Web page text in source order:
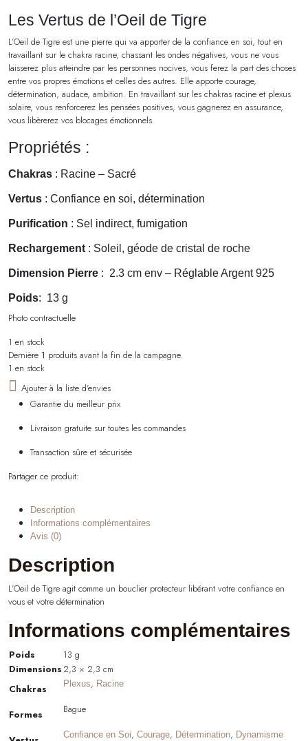
Les Vertus de l’Oeil de Tigre
L’Oeil de Tigre est une pierre qui va apporter de la confiance en soi, tout en
travaillant sur le chakra racine, chassant les ondes négatives, vous ne vous
laisserez plus atteindre par les personnes nocives, vous ferez la part des choses
entre vos propres émotions et celles des autres. Elle apporte courage,
détermination, audace, ambition. En travaillant sur les chakras racine et plexus
solaire, vous renforcerez les pensées positives, vous gagnerez en assurance,
vous libèrerez vos blocages émotionnels.
Propriétés :
Chakras : Racine – Sacré
Vertus : Confiance en soi, détermination
Purification : Sel indirect, fumigation
Rechargement : Soleil, géode de cristal de roche
Dimension Pierre : 2.3 cm env – Réglable Argent 925
Poids: 13 g
Photo contractuelle
1 en stock
Dernière 1 produits avant la fin de la campagne.
1 en stock
Ajouter à la liste d'envies
Garantie du meilleur prix
Livraison gratuite sur toutes les commandes
Transaction sûre et sécurisée
Partager ce produit:
Description
Informations complémentaires
Avis (0)
Description
L’Oeil de Tigre agit comme un bouclier protecteur libérant votre confiance en
vous et votre détermination
Informations complémentaires
Poids
13 g
Dimensions 2,3 × 2,3 cm
Chakras
Plexus, Racine
Formes Bague
Confiance en Soi, Courage, Détermination, Dynamisme